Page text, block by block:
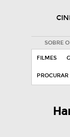
SOBRE
FILMES
PROCURAR